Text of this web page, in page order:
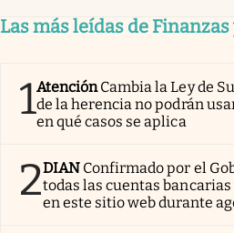
Las más leídas de
1AtenciónCambia la Ley de
de la herencia no podrán
en qué casos se aplica
2DIAN Confirmado por el
todas las cuentas
en este sitio web durante